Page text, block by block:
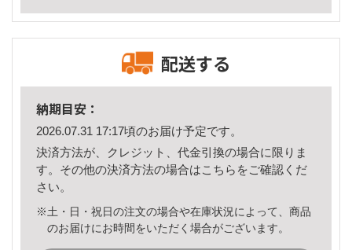
配送する
納期目安：
2026.07.31 17:17頃のお届け予定です。
決済方法が、クレジット、代金引換の場合に限りま
す。その他の決済方法の場合はこちら をご確認くだ
さい。
※土・日・祝日の注文の場合や在庫状況によって、商品
のお届けにお時間をいただく場合がございます。